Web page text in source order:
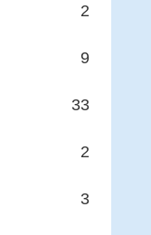
2
9
33
2
3